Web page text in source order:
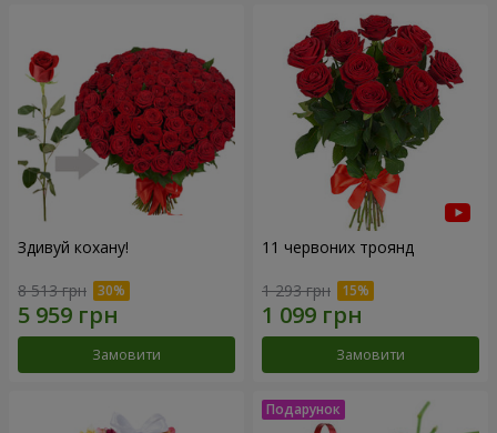
Здивуй кохану!
8 513 грн
Замовити
11 червоних троянд
1 293 грн
Замовити